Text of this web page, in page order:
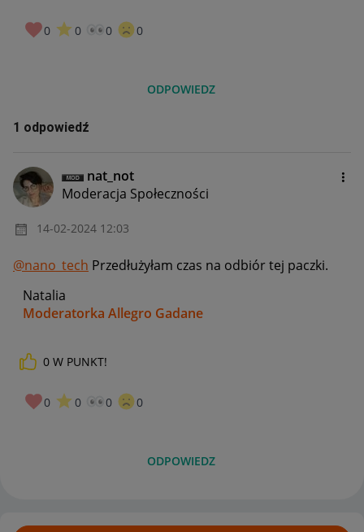
0 0 0 0
ODPOWIEDZ
1 odpowiedź
nat_not
Moderacja Społeczności
‎14-02-2024 12:03
@nano_tech Przedłużyłam czas na odbiór tej paczki.
Natalia
Moderatorka Allegro Gadane
0 W PUNKT!
0 0 0 0
ODPOWIEDZ